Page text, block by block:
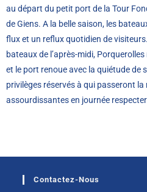
au départ du petit port de la Tour
de Giens. A la belle saison, les
flux et un reflux quotidien de
bateaux de l’après-midi,
et le port renoue avec la quiétude de
privilèges réservés à qui passeront la
assourdissantes en journée
Contactez-Nous